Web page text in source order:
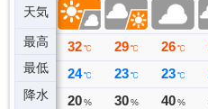
天気
最高
最低
降水
28 ℃
20 ℃
0 ミリ
32 ℃
24 ℃
20 %
29 ℃
23 ℃
30 %
26 ℃
23 ℃
40 %